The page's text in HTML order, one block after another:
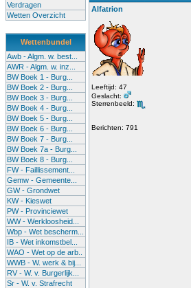
Verdragen
Wetten Overzicht
Wettenbundel
Awb - Algm. w. best...
AWR - Algm. w. inz...
BW Boek 1 - Burg...
BW Boek 2 - Burg...
BW Boek 3 - Burg...
BW Boek 4 - Burg...
BW Boek 5 - Burg...
BW Boek 6 - Burg...
BW Boek 7 - Burg...
BW Boek 7a - Burg...
BW Boek 8 - Burg...
FW - Faillissement...
Gemw - Gemeente...
GW - Grondwet
KW - Kieswet
PW - Provinciewet
WW - Werkloosheid...
Wbp - Wet bescherm...
IB - Wet inkomstbel...
WAO - Wet op de arb..
WWB - W. werk & bij...
RV - W. v. Burgerlijk...
Sr - W. v. Strafrecht
Alfatrion
Leeftijd: 47
Geslacht:
Sterrenbeeld:
Berichten: 791